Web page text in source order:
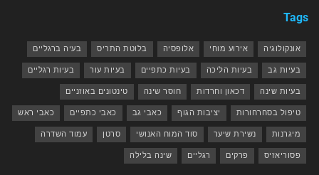
Tags
אונקולוגיה אירוע מוחי אלופסיה בלוטת התריס בעיה ברגליים
בעיות גב בעיות הליכה בעיות כתפיים בעיות עור בעיות רגליים
בעיות שינה דכאון וחרדות חוסר שינה טינטונים באוזניים
טיפול בסחרחורות יציבות הגוף כאבי גב כאבי כתפיים כאבי ראש
מיגרנות נשירת שיער סוד המוח האנושי סרטן עמוד השדרה
פסוריאזיס פרקים רגליים שינה בלילה